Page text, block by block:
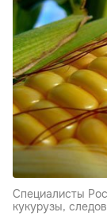
Специалисты
кукурузы,